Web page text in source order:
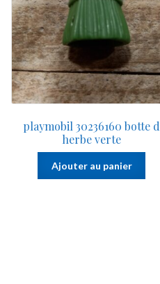
playmobil 30236160 botte d
herbe verte
Ajouter au panier